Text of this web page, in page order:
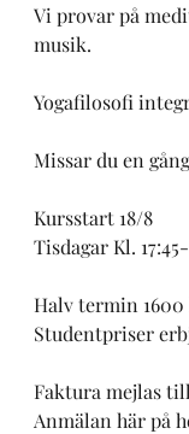
Vi provar på
musik.
Yogafilosofi
Missar du en
Kursstart 18/8
Tisdagar Kl.
Halv termin 1600
Studentpriser
Faktura mejlas
Anmälan här på